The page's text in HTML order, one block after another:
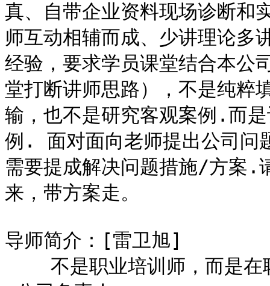
真、自带企业资料现场诊断和
师互动相辅而成、少讲理论多
经验，要求学员课堂结合本公
堂打断讲师思路），不是纯粹
输，也不是研究客观案例.而
例. 面对面向老师提出公司问
需要提成解决问题措施/方案.
来，带方案走。
导师简介：[雷卫旭]